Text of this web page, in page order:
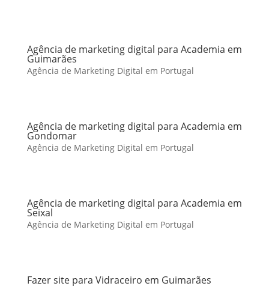
Agência de marketing digital para Academia em
Guimarães
Agência de Marketing Digital em Portugal
Agência de marketing digital para Academia em
Gondomar
Agência de Marketing Digital em Portugal
Agência de marketing digital para Academia em
Seixal
Agência de Marketing Digital em Portugal
Fazer site para Vidraceiro em Guimarães